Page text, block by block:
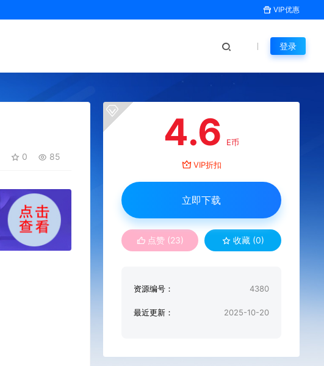
VIP优惠
登录
0 85
4.6 E币
VIP折扣
立即下载
点赞 (23) 收藏 (0)
资源编号： 4380
最近更新： 2025-10-20